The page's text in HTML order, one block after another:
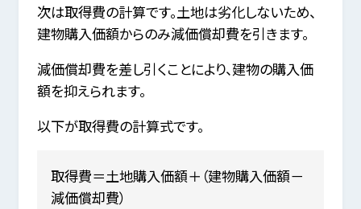
次は取得費の計算です。土地は劣化しないため、
建物購入価額からのみ減価償却費を引きます。
減価償却費を差し引くことにより、建物の購入価
額を抑えられます。
以下が取得費の計算式です。
取得費＝土地購入価額＋（建物購入価額－
減価償却費）